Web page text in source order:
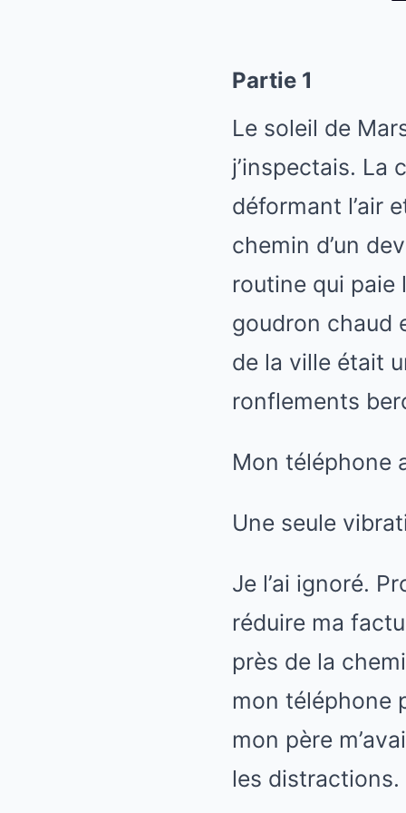
Partie 1
Le soleil de
j’inspectais. La
déformant l’air
chemin d’un
routine qui paie
goudron chaud
de la ville était
ronflements
Mon téléphone
Une seule
Je l’ai ignoré.
réduire ma
près de la
mon téléphone
mon père
les distractions.